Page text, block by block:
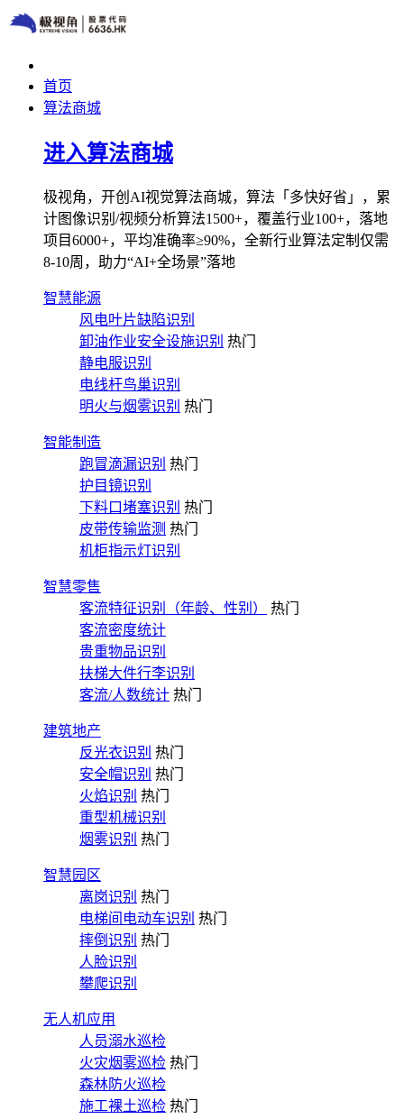
首页
算法商城
进入算法商城
极视角，开创AI视觉算法商城，算法「多快好省」，累
计图像识别/视频分析算法1500+，覆盖行业100+，落地
项目6000+，平均准确率≥90%，全新行业算法定制仅需
8-10周，助力“AI+全场景”落地
智慧能源
风电叶片缺陷识别
卸油作业安全设施识别 热门
静电服识别
电线杆鸟巢识别
明火与烟雾识别 热门
智能制造
跑冒滴漏识别 热门
护目镜识别
下料口堵塞识别 热门
皮带传输监测 热门
机柜指示灯识别
智慧零售
客流特征识别（年龄、性别）
热门
客流密度统计
贵重物品识别
扶梯大件行李识别
客流/人数统计 热门
建筑地产
反光衣识别 热门
安全帽识别 热门
火焰识别 热门
重型机械识别
烟雾识别 热门
智慧园区
离岗识别 热门
电梯间电动车识别 热门
摔倒识别 热门
人脸识别
攀爬识别
无人机应用
人员溺水巡检
火灾烟雾巡检 热门
森林防火巡检
施工裸土巡检 热门